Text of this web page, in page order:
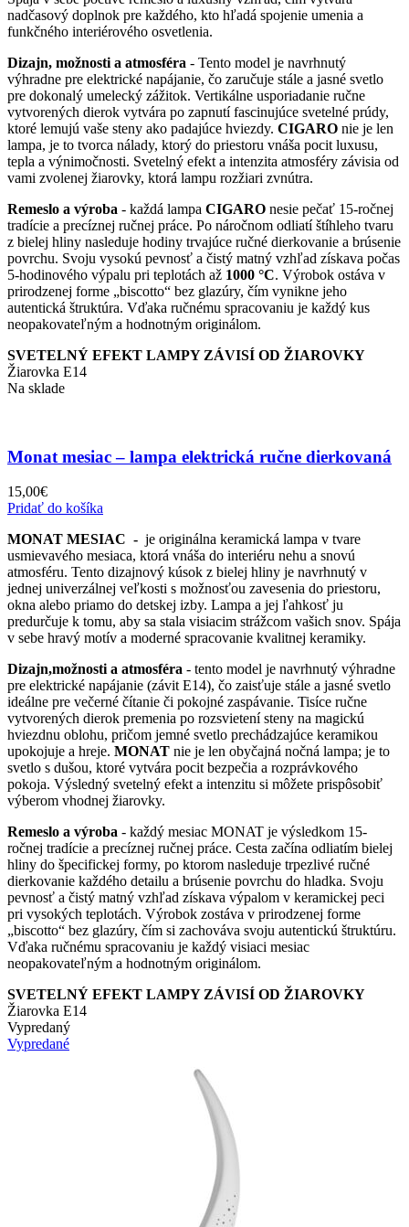
nadčasový doplnok pre každého, kto hľadá spojenie umenia a
funkčného interiérového osvetlenia.
Dizajn, možnosti a atmosféra - Tento model je navrhnutý
výhradne pre elektrické napájanie, čo zaručuje stále a jasné svetlo
pre dokonalý umelecký zážitok. Vertikálne usporiadanie ručne
vytvorených dierok vytvára po zapnutí fascinujúce svetelné prúdy,
ktoré lemujú vaše steny ako padajúce hviezdy. CIGARO nie je len
lampa, je to tvorca nálady, ktorý do priestoru vnáša pocit luxusu,
tepla a výnimočnosti. Svetelný efekt a intenzita atmosféry závisia od
vami zvolenej žiarovky, ktorá lampu rozžiari zvnútra.
Remeslo a výroba - každá lampa CIGARO nesie pečať 15-ročnej
tradície a precíznej ručnej práce. Po náročnom odliatí štíhleho tvaru
z bielej hliny nasleduje hodiny trvajúce ručné dierkovanie a brúsenie
povrchu. Svoju vysokú pevnosť a čistý matný vzhľad získava počas
5-hodinového výpalu pri teplotách až 1000 °C. Výrobok ostáva v
prirodzenej forme „biscotto“ bez glazúry, čím vynikne jeho
autentická štruktúra. Vďaka ručnému spracovaniu je každý kus
neopakovateľným a hodnotným originálom.
SVETELNÝ EFEKT LAMPY ZÁVISÍ OD ŽIAROVKY
Žiarovka E14
Na sklade
Monat mesiac – lampa elektrická ručne dierkovaná
15,00€
Pridať do košíka
MONAT MESIAC - je originálna keramická lampa v tvare
usmievavého mesiaca, ktorá vnáša do interiéru nehu a snovú
atmosféru. Tento dizajnový kúsok z bielej hliny je navrhnutý v
jednej univerzálnej veľkosti s možnosťou zavesenia do priestoru,
okna alebo priamo do detskej izby. Lampa a jej ľahkosť ju
predurčuje k tomu, aby sa stala visiacim strážcom vašich snov. Spája
v sebe hravý motív a moderné spracovanie kvalitnej keramiky.
Dizajn,možnosti a atmosféra - tento model je navrhnutý výhradne
pre elektrické napájanie (závit E14), čo zaisťuje stále a jasné svetlo
ideálne pre večerné čítanie či pokojné zaspávanie. Tisíce ručne
vytvorených dierok premenia po rozsvietení steny na magickú
hviezdnu oblohu, pričom jemné svetlo prechádzajúce keramikou
upokojuje a hreje. MONAT nie je len obyčajná nočná lampa; je to
svetlo s dušou, ktoré vytvára pocit bezpečia a rozprávkového
pokoja. Výsledný svetelný efekt a intenzitu si môžete prispôsobiť
výberom vhodnej žiarovky.
Remeslo a výroba - každý mesiac MONAT je výsledkom 15-
ročnej tradície a precíznej ručnej práce. Cesta začína odliatím bielej
hliny do špecifickej formy, po ktorom nasleduje trpezlivé ručné
dierkovanie každého detailu a brúsenie povrchu do hladka. Svoju
pevnosť a čistý matný vzhľad získava výpalom v keramickej peci
pri vysokých teplotách. Výrobok zostáva v prirodzenej forme
„biscotto“ bez glazúry, čím si zachováva svoju autentickú štruktúru.
Vďaka ručnému spracovaniu je každý visiaci mesiac
neopakovateľným a hodnotným originálom.
SVETELNÝ EFEKT LAMPY ZÁVISÍ OD ŽIAROVKY
Žiarovka E14
Vypredaný
Vypredané